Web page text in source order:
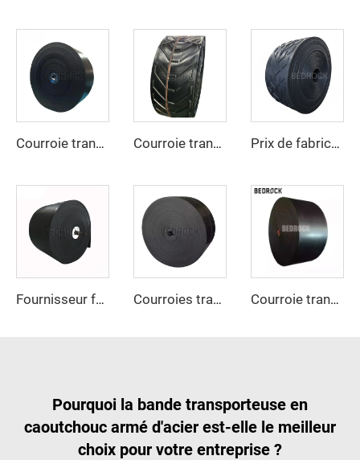
Courroie transporteuse en caoutchouc de haute qualité et à prix avantageux, 4 plis, largeur 800 mm, courroie transporteuse EP pour l’exploitation minière, les carrières et les concasseurs de pierres Courroie transporteuse en U personnalisée, très durable, pour matériaux à haute température Prix de fabricant de courroie transporteuse industrielle, courroie transporteuse en caoutchouc à nervures EP250 robuste pour exploitation minière
Fournisseur fabricant, courroie transporteuse en caoutchouc avec câbles d'acier robuste pour industries minières Courroies transporteuses conçues par le fabricant, résistantes à l'huile, vitesse réglable, nouvelle génération Courroie transporteuse résistante au froid, flexible à basse température et robuste pour les applications industrielles en milieu minier et extérieur
Pourquoi la bande transporteuse en
caoutchouc armé d'acier est-elle le meilleur
choix pour votre entreprise ?